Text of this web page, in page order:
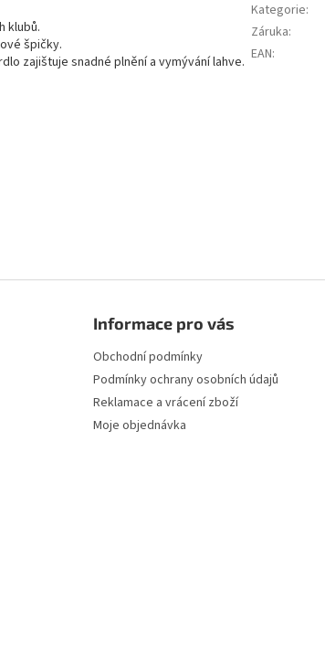
klubů.
špičky.
zajištuje snadné plnění a vymývání lahve.
Kategorie:
Záruka:
EAN:
Informace pro vás
Obchodní podmínky
Podmínky ochrany osobních údajů
Reklamace a vrácení zboží
Moje objednávka